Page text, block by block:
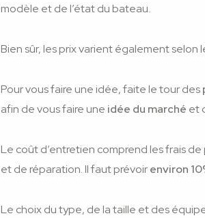
modèle et de l’état du bateau.
Bien sûr, les prix varient également selon
Pour vous faire une idée, faite le tour des
afin de vous faire une idée du marché et
Le coût d’entretien comprend les frais
et de réparation. Il faut prévoirenviron
Le choix du type, de la taille et des